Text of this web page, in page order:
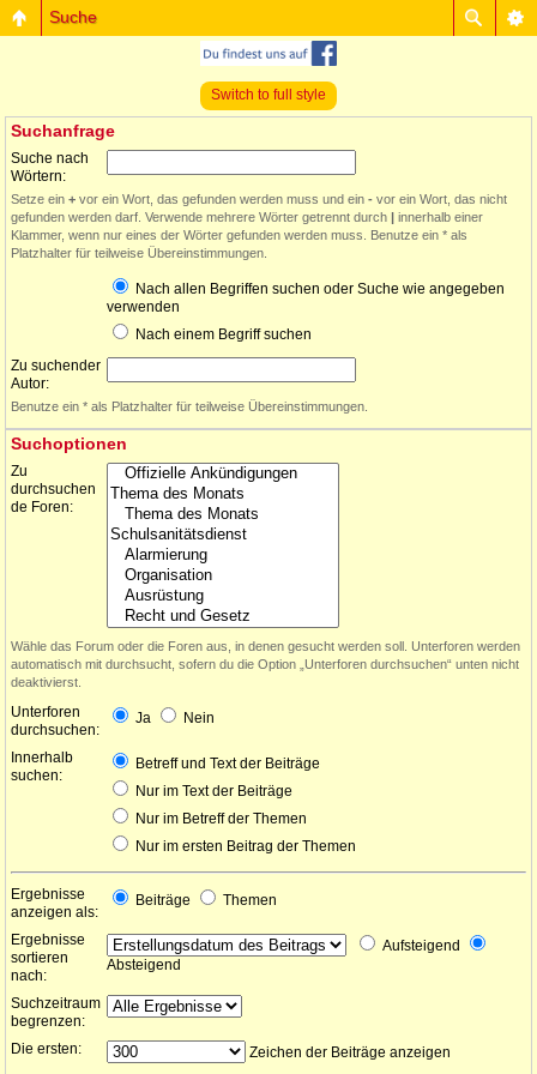
Suche
Switch to full style
Suchanfrage
Suche nach
Wörtern:
Setze ein + vor ein Wort, das gefunden werden muss und ein - vor ein Wort, das nicht
gefunden werden darf. Verwende mehrere Wörter getrennt durch | innerhalb einer
Klammer, wenn nur eines der Wörter gefunden werden muss. Benutze ein * als
Platzhalter für teilweise Übereinstimmungen.
Nach allen Begriffen suchen oder Suche wie angegeben
verwenden
Nach einem Begriff suchen
Zu suchender
Autor:
Benutze ein * als Platzhalter für teilweise Übereinstimmungen.
Suchoptionen
Zu
durchsuchen
de Foren:
Wähle das Forum oder die Foren aus, in denen gesucht werden soll. Unterforen werden
automatisch mit durchsucht, sofern du die Option „Unterforen durchsuchen“ unten nicht
deaktivierst.
Unterforen
durchsuchen:
Ja Nein
Innerhalb
suchen:
Betreff und Text der Beiträge
Nur im Text der Beiträge
Nur im Betreff der Themen
Nur im ersten Beitrag der Themen
Ergebnisse
anzeigen als:
Beiträge Themen
Ergebnisse
sortieren
nach:
Aufsteigend
Absteigend
Suchzeitraum
begrenzen:
Die ersten:
Zeichen der Beiträge anzeigen